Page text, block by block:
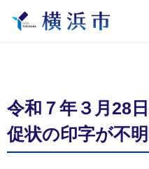
令和７年３月28
促状の印字が不